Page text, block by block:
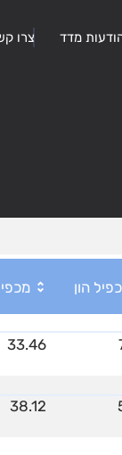
מדד צרו
הון
33.46
38.12